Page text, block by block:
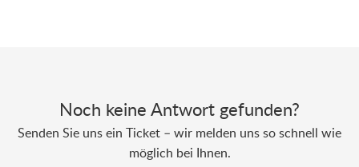
Noch keine Antwort gefunden?
Senden Sie uns ein Ticket – wir melden uns so schnell wie
möglich bei Ihnen.